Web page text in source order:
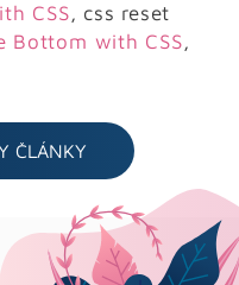
CSS, css reset
Bottom with CSS,
ČLÁNKY